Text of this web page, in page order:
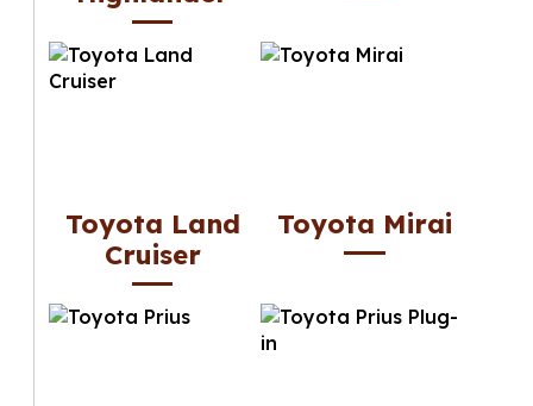
Toyota Land
Cruiser
Toyota Mirai